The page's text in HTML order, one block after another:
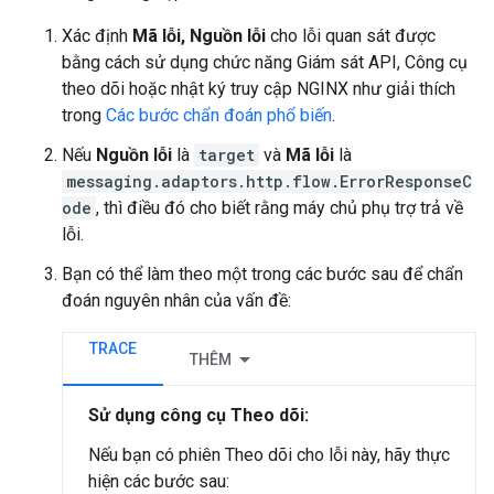
Xác định Mã lỗi, Nguồn lỗi cho lỗi quan sát được
bằng cách sử dụng chức năng Giám sát API, Công cụ
theo dõi hoặc nhật ký truy cập NGINX như giải thích
trong Các bước chẩn đoán phổ biến.
Nếu Nguồn lỗi là target và Mã lỗi là
messaging.adaptors.http.flow.ErrorResponseC
ode , thì điều đó cho biết rằng máy chủ phụ trợ trả về
lỗi.
Bạn có thể làm theo một trong các bước sau để chẩn
đoán nguyên nhân của vấn đề:
TRACE
THÊM
Sử dụng công cụ Theo dõi:
Nếu bạn có phiên Theo dõi cho lỗi này, hãy thực
hiện các bước sau: